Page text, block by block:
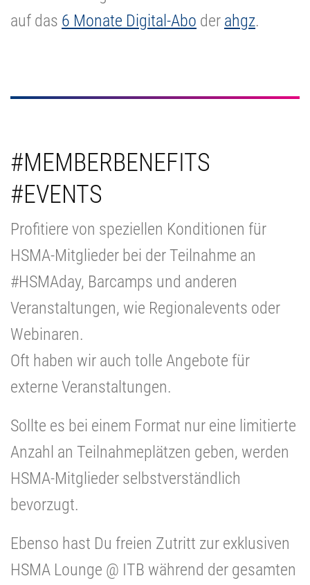
auf das 6 Monate Digital-Abo der ahgz.
#MEMBERBENEFITS
#EVENTS
Profitiere von speziellen Konditionen für
HSMA-Mitglieder bei der Teilnahme an
#HSMAday, Barcamps und anderen
Veranstaltungen, wie Regionalevents oder
Webinaren.
Oft haben wir auch tolle Angebote für
externe Veranstaltungen.
Sollte es bei einem Format nur eine limitierte
Anzahl an Teilnahmeplätzen geben, werden
HSMA-Mitglieder selbstverständlich
bevorzugt.
Ebenso hast Du freien Zutritt zur exklusiven
HSMA Lounge @ ITB während der gesamten